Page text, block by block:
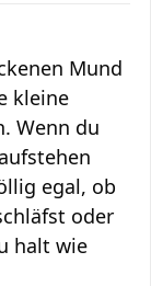
Mund
kleine
Wenn du
egal, ob
oder
halt wie